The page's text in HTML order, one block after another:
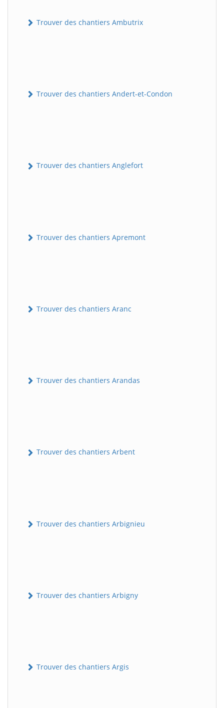
Trouver des chantiers Ambutrix
Trouver des chantiers Andert-et-Condon
Trouver des chantiers Anglefort
Trouver des chantiers Apremont
Trouver des chantiers Aranc
Trouver des chantiers Arandas
Trouver des chantiers Arbent
Trouver des chantiers Arbignieu
Trouver des chantiers Arbigny
Trouver des chantiers Argis